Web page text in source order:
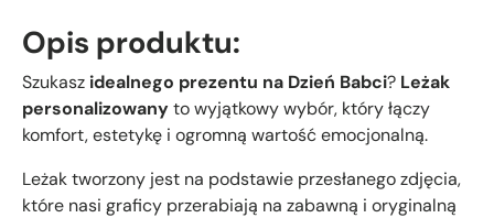
Opis produktu:
Szukasz idealnego prezentu na Dzień Babci? Leżak
personalizowanyto wyjątkowy wybór, który łączy
komfort, estetykę i ogromną wartość emocjonalną.
Leżak tworzony jest na podstawie przesłanego zdjęcia,
które nasi graficy przerabiają na zabawną i oryginalną